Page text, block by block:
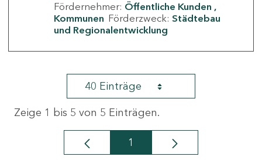
Fördernehmer: Öffentliche Kunden
Kommunen Förderzweck: Städtebau
und Regionalentwicklung
40 Einträge
Zeige 1 bis 5 von 5 Einträgen.
Seite
1